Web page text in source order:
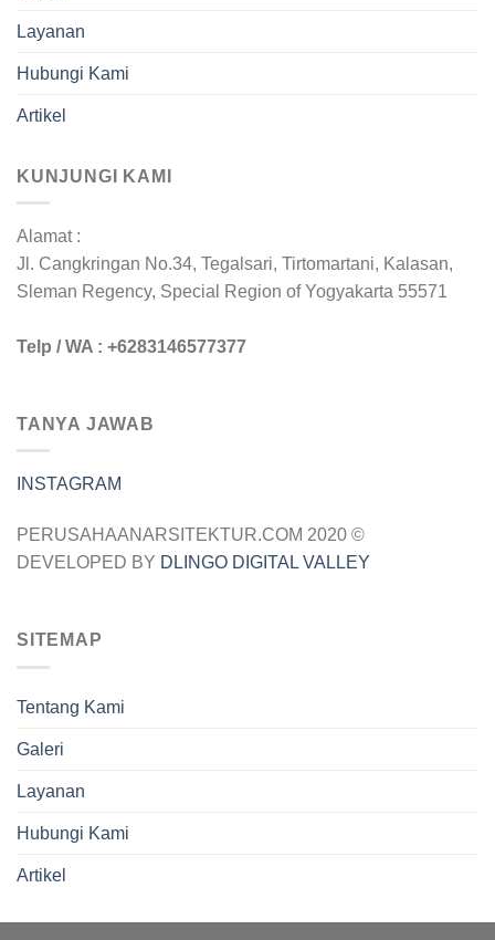
Layanan
Hubungi Kami
Artikel
KUNJUNGI KAMI
Alamat :
Jl. Cangkringan No.34, Tegalsari, Tirtomartani, Kalasan,
Sleman Regency, Special Region of Yogyakarta 55571
Telp / WA : +6283146577377
TANYA JAWAB
INSTAGRAM
PERUSAHAANARSITEKTUR.COM 2020 ©
DEVELOPED BY DLINGO DIGITAL VALLEY
SITEMAP
Tentang Kami
Galeri
Layanan
Hubungi Kami
Artikel